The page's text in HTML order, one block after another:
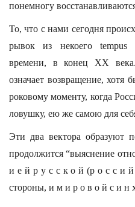
понемногу
То, что с нами сегодня
рывок из некоего tempus
времени, в конец XX
означает возвращение, хотя
роковому моменту, когда
ловушку, ею же самою для
Эти два вектора образуют
продолжится “выяснение
и е й р у с с к о й (р о с с и
стороны, и м и р о в о й с и н